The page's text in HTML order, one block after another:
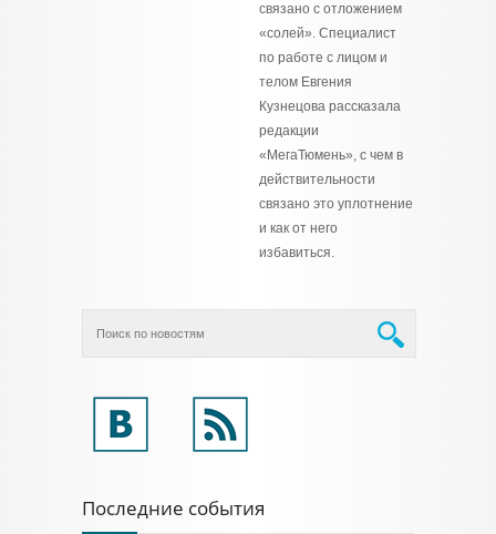
связано с отложением
«солей». Специалист
по работе с лицом и
телом Евгения
Кузнецова рассказала
редакции
«МегаТюмень», с чем в
действительности
связано это уплотнение
и как от него
избавиться.
Последние события